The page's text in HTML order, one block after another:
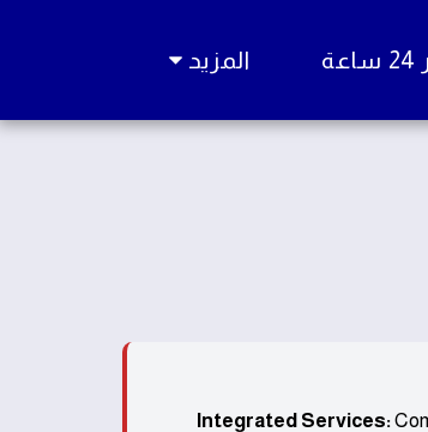
المزيد
Integrated Services: